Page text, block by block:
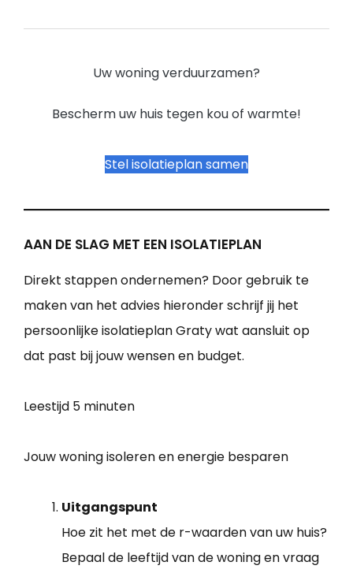
Uw woning verduurzamen?
Bescherm uw huis tegen kou of warmte!
Stel isolatieplan samen
AAN DE SLAG MET EEN ISOLATIEPLAN
Direkt stappen ondernemen? Door gebruik te
maken van het advies hieronder schrijf jij het
persoonlijke isolatieplan Graty wat aansluit op
dat past bij jouw wensen en budget.
Leestijd 5 minuten
Jouw woning isoleren en energie besparen
Uitgangspunt
Hoe zit het met de r-waarden van uw huis?
Bepaal de leeftijd van de woning en vraag